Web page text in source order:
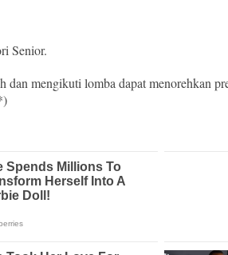
Senior.
dan mengikuti lomba dapat menorehkan